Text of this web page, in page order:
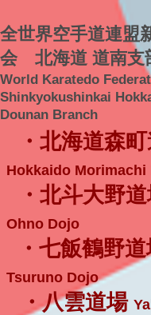
全世界空手道連盟
会 北海道 道南支
World Karatedo
Shinkyokushinkai
Dounan Branch
・北海道森
Hokkaido Morimachi
・北斗大野
Ohno Dojo
・七飯鶴野
Tsuruno Dojo
・八雲道場